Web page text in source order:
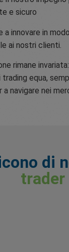
e sicuro
a innovare in
ai nostri clienti.
rimane
trading equa,
a navigare nei
di
trader